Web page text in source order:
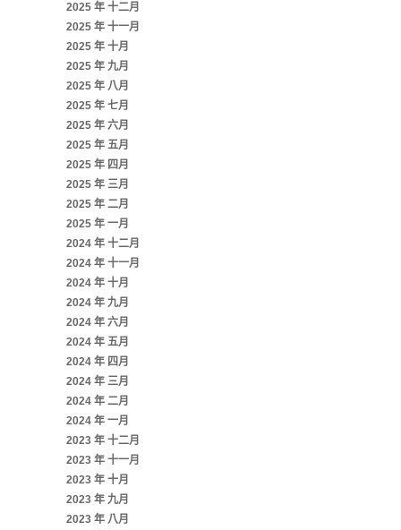
2025 年 十二月
2025 年 十一月
2025 年 十月
2025 年 九月
2025 年 八月
2025 年 七月
2025 年 六月
2025 年 五月
2025 年 四月
2025 年 三月
2025 年 二月
2025 年 一月
2024 年 十二月
2024 年 十一月
2024 年 十月
2024 年 九月
2024 年 六月
2024 年 五月
2024 年 四月
2024 年 三月
2024 年 二月
2024 年 一月
2023 年 十二月
2023 年 十一月
2023 年 十月
2023 年 九月
2023 年 八月